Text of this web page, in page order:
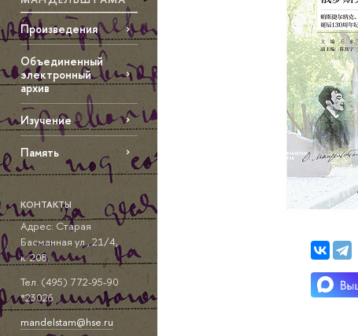
Произведения
Объединенный
электронный
архив
Изучение
Память
КОНТАКТЫ
Адрес: Старая
Басманная ул., 21/4,
к. 208.
Тел. (495) 772-95-90
*23026
mandelstam@hse.ru